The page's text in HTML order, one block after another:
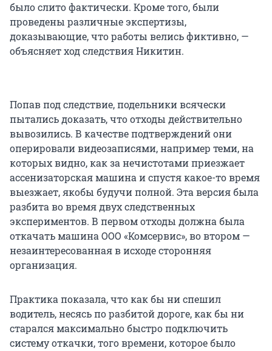
было слито фактически. Кроме того, были
проведены различные экспертизы,
доказывающие, что работы велись фиктивно, —
объясняет ход следствия Никитин.
Попав под следствие, подельники всячески
пытались доказать, что отходы действительно
вывозились. В качестве подтверждений они
оперировали видеозаписями, например теми, на
которых видно, как за нечистотами приезжает
ассенизаторская машина и спустя какое-то время
выезжает, якобы будучи полной. Эта версия была
разбита во время двух следственных
экспериментов. В первом отходы должна была
откачать машина ООО «Комсервис», во втором —
незаинтересованная в исходе сторонняя
организация.
Практика показала, что как бы ни спешил
водитель, несясь по разбитой дороге, как бы ни
старался максимально быстро подключить
систему откачки, того времени, которое было